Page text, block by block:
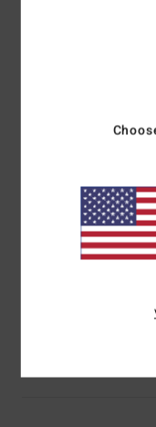
Visière
Autres
Taille : 57 cm Ø
Composition75%